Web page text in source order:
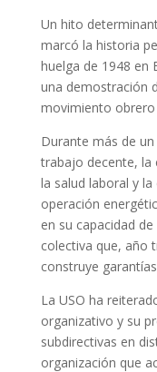
Un hito
marcó la historia
huelga de 1948 en
una demostración
movimiento
Durante más de
trabajo decente, la
la salud laboral y
operación
en su capacidad
colectiva que, año
construye
La USO ha
organizativo y su
subdirectivas en
organización que